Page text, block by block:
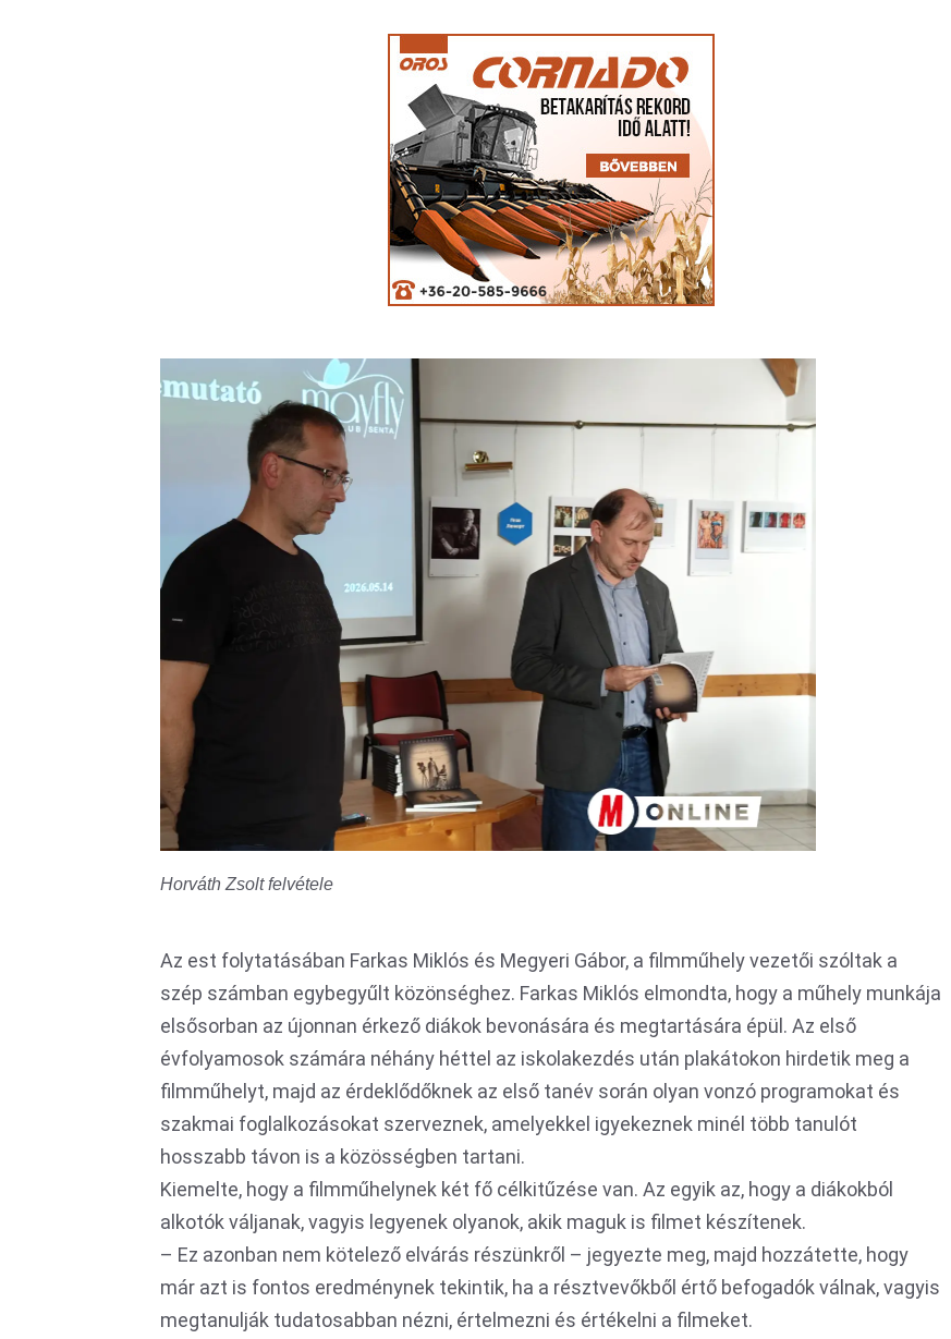
Horváth Zsolt felvétele
Az est folytatásában Farkas Miklós és Megyeri Gábor, a filmműhely vezetői szóltak a
szép számban egybegyűlt közönséghez. Farkas Miklós elmondta, hogy a műhely munkája
elsősorban az újonnan érkező diákok bevonására és megtartására épül. Az első
évfolyamosok számára néhány héttel az iskolakezdés után plakátokon hirdetik meg a
filmműhelyt, majd az érdeklődőknek az első tanév során olyan vonzó programokat és
szakmai foglalkozásokat szerveznek, amelyekkel igyekeznek minél több tanulót
hosszabb távon is a közösségben tartani.
Kiemelte, hogy a filmműhelynek két fő célkitűzése van. Az egyik az, hogy a diákokból
alkotók váljanak, vagyis legyenek olyanok, akik maguk is filmet készítenek.
– Ez azonban nem kötelező elvárás részünkről – jegyezte meg, majd hozzátette, hogy
már azt is fontos eredménynek tekintik, ha a résztvevőkből értő befogadók válnak, vagyis
megtanulják tudatosabban nézni, értelmezni és értékelni a filmeket.